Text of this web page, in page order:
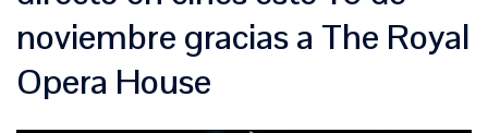
noviembre gracias a The Royal
Opera House